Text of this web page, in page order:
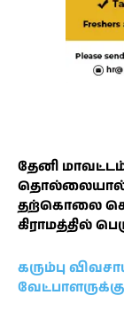
தேனி
தொல்லையால்
தற்கொலை
கிராமத்தில்
கரும்பு